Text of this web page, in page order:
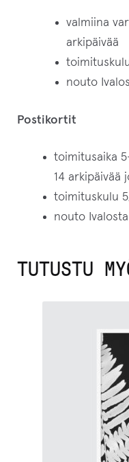
valmiina
arkipäivää
nouto
Postikortit
toimitusaika
14 arkipäivää
toimituskulu
nouto
TUTUSTU